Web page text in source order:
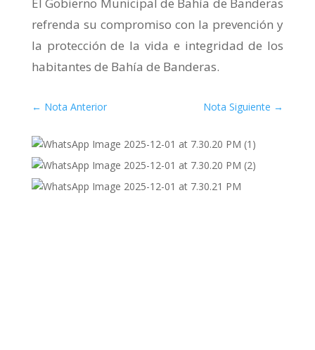
refrenda su compromiso con la prevención y
la protección de la vida e integridad de los
habitantes de Bahía de Banderas.
← Nota Anterior Nota Siguiente →